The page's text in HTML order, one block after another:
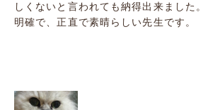
しくないと言われても納得出来ました。
明確で、正直で素晴らしい先生です。